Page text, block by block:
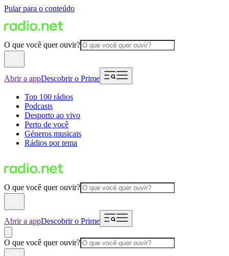
Pular para o conteúdo
O que você quer ouvir?
Abrir a appDescobrir o Prime
Top 100 rádios
Podcasts
Desporto ao vivo
Perto de você
Géneros musicais
Rádios por tema
O que você quer ouvir?
Abrir a appDescobrir o Prime
O que você quer ouvir?